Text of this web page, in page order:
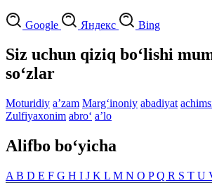
Google Яндекс Bing
Siz uchun qiziq bo‘lishi
so‘zlar
Moturidiy aʼzam Marg‘inoniy abadiyat
Zulfiyaxonim abro‘ aʼlo
Alifbo bo‘yicha
A B D E F G H I J K L M N O PQ R S T U